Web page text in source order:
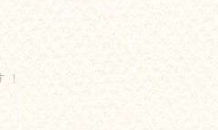
公開